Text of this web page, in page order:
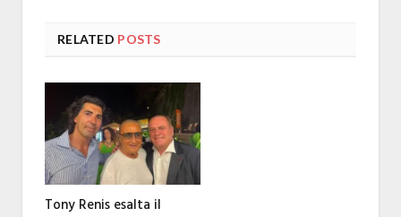
RELATED POSTS
Tony Renis esalta il